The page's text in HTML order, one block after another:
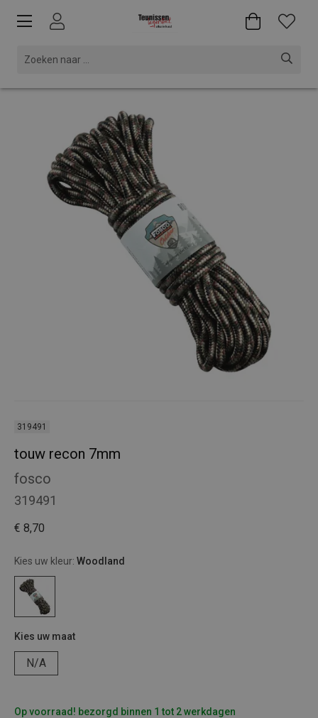
319491
touw recon 7mm
fosco
319491
€ 8,70
Kies uw kleur: Woodland
Kies uw maat
N/A
Op voorraad! bezorgd binnen 1 tot 2 werkdagen